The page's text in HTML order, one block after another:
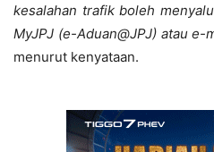
kesalahan trafik boleh
MyJPJ (e-Aduan@JPJ) atau e-
menurut kenyataan.